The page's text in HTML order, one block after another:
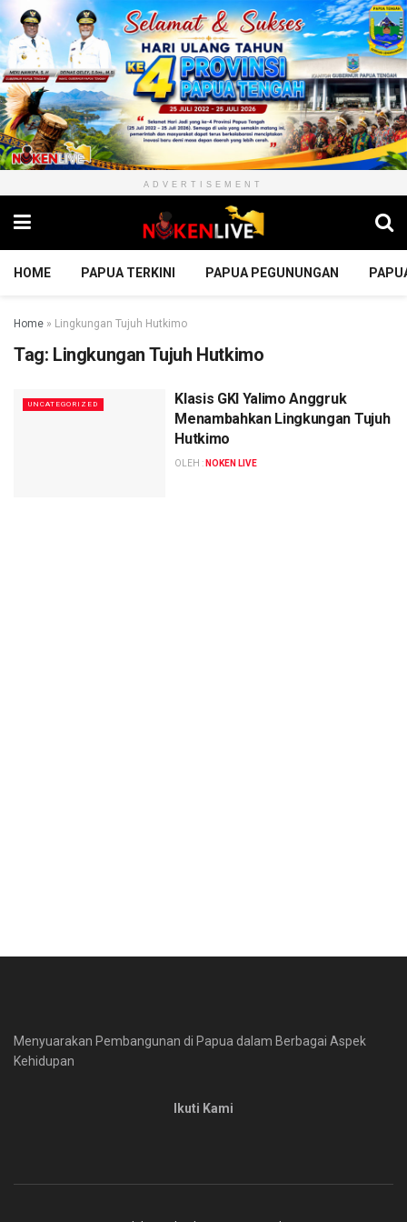
ADVERTISEMENT
HOME PAPUA TERKINI PAPUA PEGUNUNGAN
Home » Lingkungan Tujuh Hutkimo
Tag: Lingkungan Tujuh Hutkimo
UNCATEGORIZED
Klasis GKI Yalimo Anggruk
Menambahkan Lingkungan Tujuh
Hutkimo
OLEH : NOKEN LIVE
Menyuarakan Pembangunan di Papua dalam Berbagai Aspek
Kehidupan
Ikuti Kami